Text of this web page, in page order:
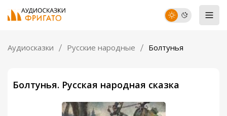
Аудиосказки Русские народные Болтунья
Болтунья. Русская народная сказка